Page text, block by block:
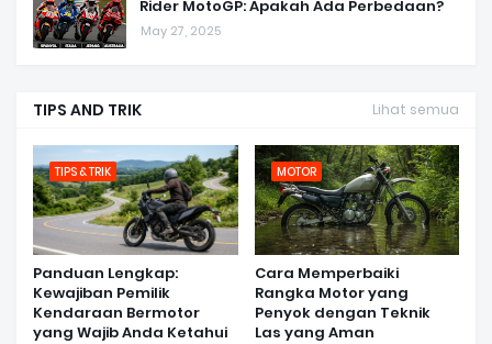
Rider MotoGP: Apakah Ada Perbedaan?
May 27, 2025
TIPS AND TRIK Lihat semua
TIPS & TRIK
Panduan Lengkap:
Kewajiban Pemilik
Kendaraan Bermotor
yang Wajib Anda Ketahui
MOTOR
Cara Memperbaiki
Rangka Motor yang
Penyok dengan Teknik
Las yang Aman